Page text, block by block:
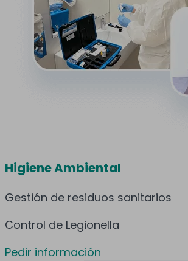
Higiene Ambiental
Gestión de residuos sanitarios
Control de Legionella
Pedir información